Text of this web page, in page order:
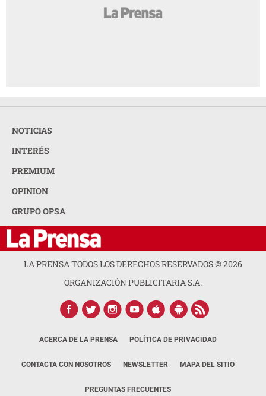
NOTICIAS
INTERÉS
PREMIUM
OPINION
GRUPO OPSA
LA PRENSA TODOS LOS DERECHOS RESERVADOS ©2026
ORGANIZACIÓN PUBLICITARIA S.A.
ACERCA DE LA PRENSA POLÍTICA DE PRIVACIDAD
CONTACTA CON NOSOTROS NEWSLETTER MAPA DEL SITIO
PREGUNTAS FRECUENTES